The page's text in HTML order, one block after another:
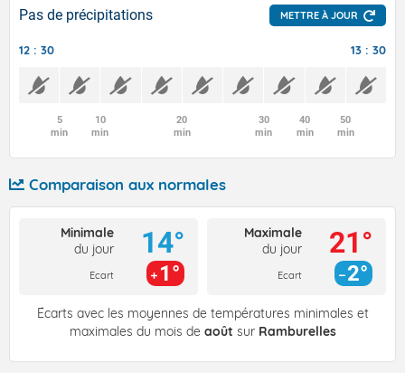
Pas de précipitations METTRE À JOUR
12 : 30 13 : 30
5
min
10
min
20
min
30
min
40
min
50
min
Comparaison aux normales
Minimale
du jour
Ecart
14°
1°
Maximale
du jour
Ecart
21°
2°
Écarts avec les moyennes de températures minimales et
maximales du mois de août sur Ramburelles